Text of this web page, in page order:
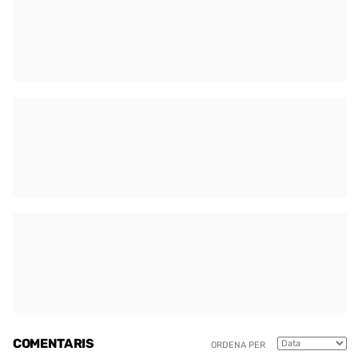
COMENTARIS ORDENA PER